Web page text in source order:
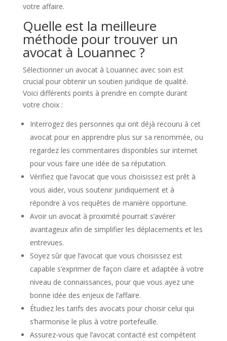
votre affaire.
Quelle est la meilleure
méthode pour trouver un
avocat à Louannec ?
Sélectionner un avocat à Louannec avec soin est
crucial pour obtenir un soutien juridique de qualité.
Voici différents points à prendre en compte durant
votre choix :
Interrogez des personnes qui ont déjà recouru à cet
avocat pour en apprendre plus sur sa renommée, ou
regardez les commentaires disponibles sur internet
pour vous faire une idée de sa réputation.
Vérifiez que l’avocat que vous choisissez est prêt à
vous aider, vous soutenir juridiquement et à
répondre à vos requêtes de manière opportune.
Avoir un avocat à proximité pourrait s’avérer
avantageux afin de simplifier les déplacements et les
entrevues.
Soyez sûr que l’avocat que vous choisissez est
capable s’exprimer de façon claire et adaptée à votre
niveau de connaissances, pour que vous ayez une
bonne idée des enjeux de l’affaire.
Étudiez les tarifs des avocats pour choisir celui qui
s’harmonise le plus à votre portefeuille.
Assurez-vous que l’avocat contacté est compétent